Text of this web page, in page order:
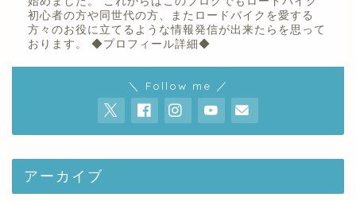
初心者の方や同世代の方、またロードバイクを愛する
方々のお役に立てるような情報発信が出来たらを思って
おります。 ◆プロフィール詳細◆
＼ Follow me ／
アーカイブ
プロフィール
お問い合わせ